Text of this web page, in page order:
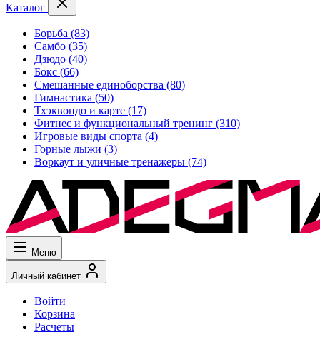
Каталог
Борьба (83)
Самбо (35)
Дзюдо (40)
Бокс (66)
Смешанные единоборства (80)
Гимнастика (50)
Тхэквондо и карте (17)
Фитнес и функциональный тренинг (310)
Игровые виды спорта (4)
Горные лыжи (3)
Воркаут и уличные тренажеры (74)
Меню
Личный кабинет
Войти
Корзина
Расчеты